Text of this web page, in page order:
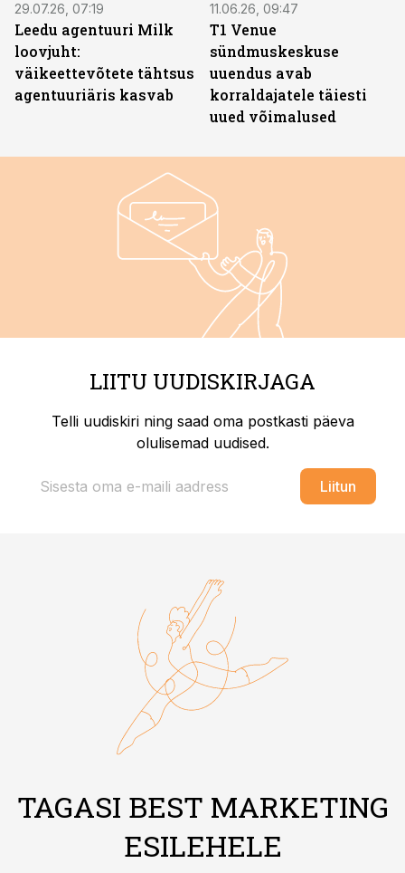
29.07.26, 07:19
Leedu agentuuri Milk
loovjuht:
väikeettevõtete tähtsus
agentuuriäris kasvab
11.06.26, 09:47
T1 Venue
sündmuskeskuse
uuendus avab
korraldajatele täiesti
uued võimalused
LIITU UUDISKIRJAGA
Telli uudiskiri ning saad oma postkasti päeva
olulisemad uudised.
Liitun
TAGASI BEST MARKETING
ESILEHELE